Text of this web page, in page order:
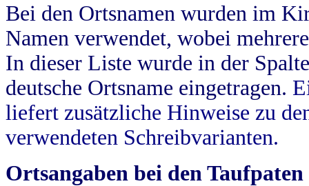
Bei den Ortsnamen wurden im
Namen verwendet, wobei
In dieser Liste wurde in der
deutsche Ortsname eingetragen.
liefert zusätzliche Hinweise zu
verwendeten Schreibvarianten.
Ortsangaben bei den Taufpaten